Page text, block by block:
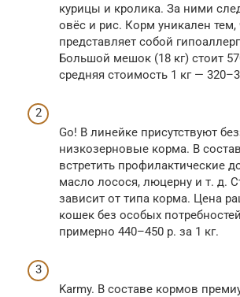
курицы и кролика. За ними
овёс и рис. Корм уникален тем,
представляет собой
Большой мешок (18 кг) стоит
средняя стоимость 1 кг —
Go! В линейке присутствуют
низкозерновые корма. В
встретить профилактические
масло лосося, люцерну и т. д.
зависит от типа корма. Цена
кошек без особых
примерно 440–450 р. за 1 кг.
Karmy. В составе кормов